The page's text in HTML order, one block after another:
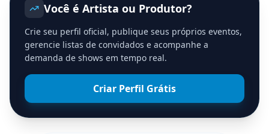
Você é Artista ou Produtor?
Crie seu perfil oficial, publique seus próprios eventos,
gerencie listas de convidados e acompanhe a
demanda de shows em tempo real.
Criar Perfil Grátis